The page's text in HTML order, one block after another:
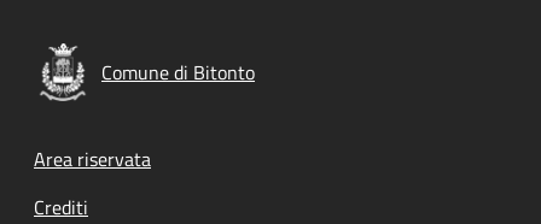
Comune di Bitonto
Footer menu
Area riservata
Crediti